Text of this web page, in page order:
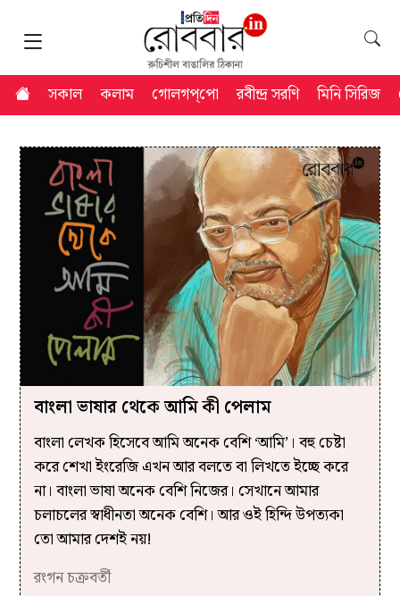
সকাল কলাম গোলগপ্‌পো রবীন্দ্র সরণি মিনি সিরিজ
বাংলা ভাষার থেকে আমি কী পেলাম
বাংলা লেখক হিসেবে আমি অনেক বেশি ‘আমি’। বহু চেষ্টা
করে শেখা ইংরেজি এখন আর বলতে বা লিখতে ইচ্ছে করে
না। বাংলা ভাষা অনেক বেশি নিজের। সেখানে আমার
চলাচলের স্বাধীনতা অনেক বেশি। আর ওই হিন্দি উপত্যকা
তো আমার দেশই নয়!
রংগন চক্রবর্তী